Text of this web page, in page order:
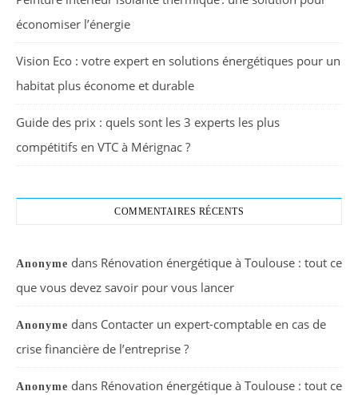
économiser l’énergie
Vision Eco : votre expert en solutions énergétiques pour un
habitat plus économe et durable
Guide des prix : quels sont les 3 experts les plus
compétitifs en VTC à Mérignac ?
COMMENTAIRES RÉCENTS
Anonyme dans Rénovation énergétique à Toulouse : tout ce
que vous devez savoir pour vous lancer
Anonyme dans Contacter un expert-comptable en cas de
crise financière de l’entreprise ?
Anonyme dans Rénovation énergétique à Toulouse : tout ce